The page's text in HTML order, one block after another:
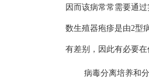
因而该病常常需要通
数生殖器疱疹是由2型
有差别，因此有必要
病毒分离培养和